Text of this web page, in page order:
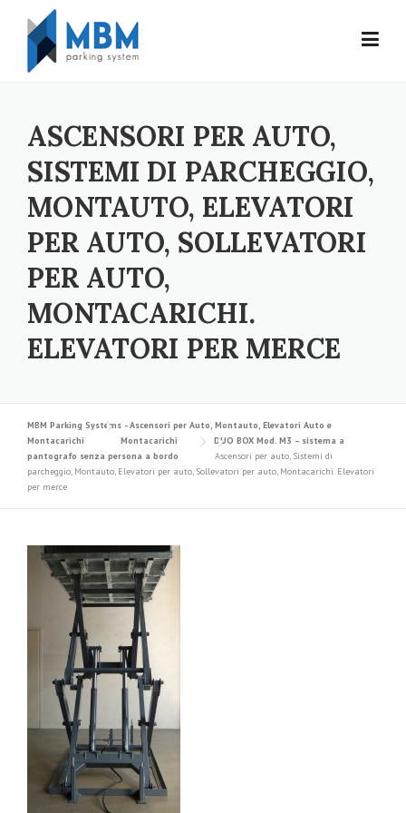
Skip to content
ASCENSORI PER AUTO,
SISTEMI DI PARCHEGGIO,
MONTAUTO, ELEVATORI
PER AUTO, SOLLEVATORI
PER AUTO,
MONTACARICHI.
ELEVATORI PER MERCE
MBM Parking Systems - Ascensori per Auto, Montauto, Elevatori Auto e
Montacarichi
Montacarichi
DUO BOX Mod. M3 – sistema a
pantografo senza persona a bordo
Ascensori per auto, Sistemi di
parcheggio, Montauto, Elevatori per auto, Sollevatori per auto, Montacarichi. Elevatori
per merce